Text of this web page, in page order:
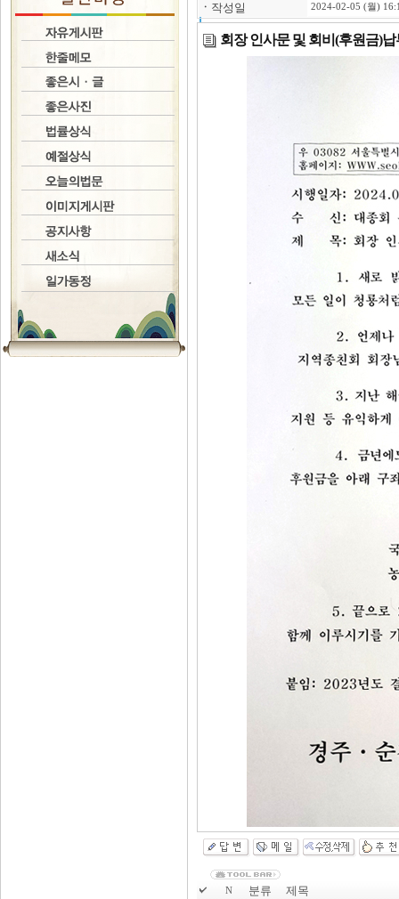
ㆍ 작성일 2024-02-05 (월)
회장 인사문 및 회비(후원금)납
N 분류 제목